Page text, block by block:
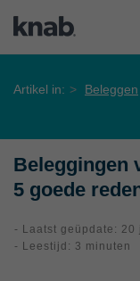
Artikel in: Beleggen
Beleggingen
5 goede
- Laatst geüpdate: 20
- Leestijd: 3 minuten